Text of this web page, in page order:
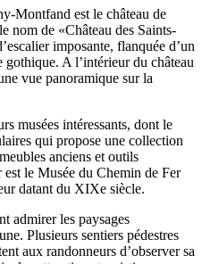
Montfand est le château de
nom de «Château des Saints-
imposante, flanquée d’un
A l’intérieur du château
vue panoramique sur la
musées intéressants, dont le
qui propose une collection
anciens et outils
le Musée du Chemin de Fer
datant du XIXe siècle.
admirer les paysages
Plusieurs sentiers pédestres
aux randonneurs d’observer sa